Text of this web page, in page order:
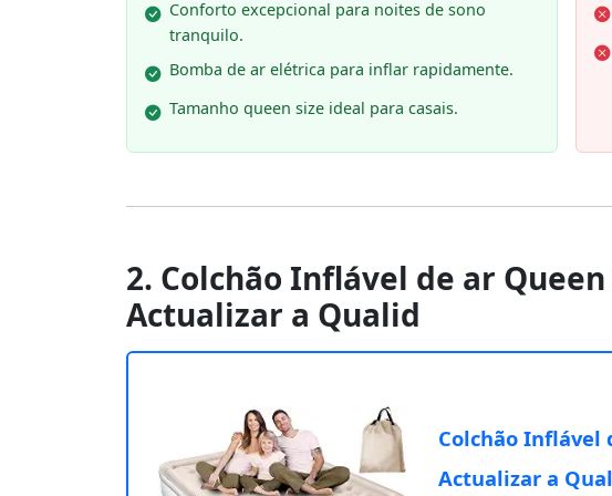
Conforto excepcional para noites de sono
tranquilo.
Bomba de ar elétrica para inflar rapidamente.
Tamanho queen size ideal para casais.
2. Colchão Inflável de ar
Actualizar a Qualid
Colchão Inflável
Actualizar a